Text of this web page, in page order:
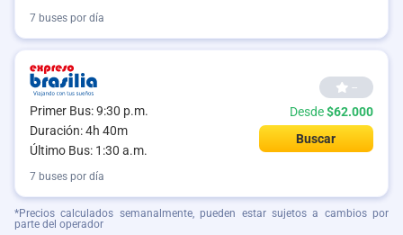
7 buses por día
Primer Bus: 9:30 p.m.
Duración: 4h 40m
Último Bus: 1:30 a.m.
--
Desde$62.000
Buscar
7 buses por día
*Precios calculados semanalmente, pueden estar sujetos a cambios por
parte del operador